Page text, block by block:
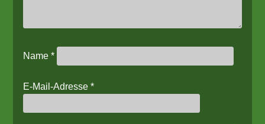
Name*
E-Mail-Adresse*